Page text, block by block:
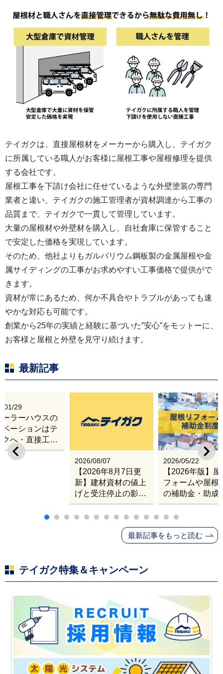
テイガクは、直接屋根材をメーカーから購入し、テイガク
に所属している職人がお客様に屋根工事や屋根修理を提供
する会社です。
屋根工事を下請け会社に任せているような外壁塗装の専門
業者と違い、テイガクの施工管理者が資材調達から工事の
品質まで、テイガクで一貫して管理しています。
大量の屋根材や外壁材を購入し、自社倉庫に保管すること
で安定した価格を実現しています。
そのため、他社よりもガルバリウム鋼板製の金属屋根や金
属サイディングの工事がお求めやすい工事価格で提供がで
きます。
資材が常にあるため、何か不具合やトラブルがあっても速
やかな対応も可能です。
創業から25年の実績と経験に基づいた”安心”をモットーに、
お客様と屋根と外壁を見守り続けます。
最新記事
2026/08/07
【2026年8月7日更
新】建材資材の値上
げと受注停止の影響
｜塗料・屋根材・シ
ンナー・断熱材・ル
ーフィングの値上げ
と材料入手困難・出
2026/05/22
【2026年版】
フォームや屋根
の補助金・助成
業
01/29
ーラーハウスの
ベーションはテ
クへ・直接工事
張改修サービス
最新記事をもっと読む
テイガク特集＆キャンペーン